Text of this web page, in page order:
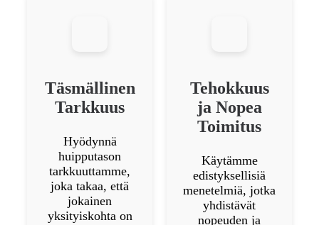
Täsmällinen
Tarkkuus
Hyödynnä
huipputason
tarkkuuttamme,
joka takaa, että
jokainen
yksityiskohta on
Tehokkuus
ja Nopea
Toimitus
Käytämme
edistyksellisiä
menetelmiä, jotka
yhdistävät
nopeuden ja